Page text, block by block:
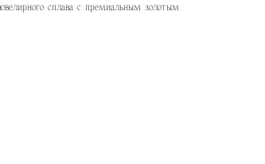
сплава с премиальным золотым